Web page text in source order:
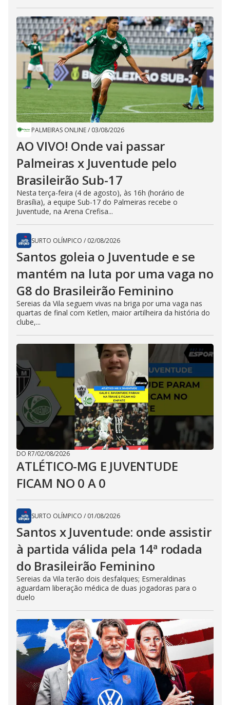
PALMEIRAS ONLINE/ 03/08/2026
AO VIVO! Onde vai passar
Palmeiras x Juventude pelo
Brasileirão Sub-17
Nesta terça-feira (4 de agosto), às 16h (horário de
Brasília), a equipe Sub-17 do Palmeiras recebe o
Juventude, na Arena Crefisa...
SURTO OLÍMPICO / 02/08/2026
Santos goleia o Juventude e se
mantém na luta por uma vaga no
G8 do Brasileirão Feminino
Sereias da Vila seguem vivas na briga por uma vaga nas
quartas de final com Ketlen, maior artilheira da história do
clube,...
DO R7/02/08/2026
ATLÉTICO-MG E JUVENTUDE
FICAM NO 0 A 0
SURTO OLÍMPICO / 01/08/2026
Santos x Juventude: onde assistir
à partida válida pela 14ª rodada
do Brasileirão Feminino
Sereias da Vila terão dois desfalques; Esmeraldinas
aguardam liberação médica de duas jogadoras para o
duelo